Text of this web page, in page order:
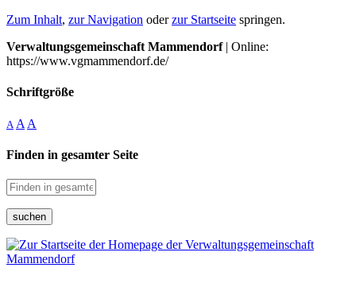
Zum Inhalt, zur Navigation oderzur Startseite springen.
Verwaltungsgemeinschaft Mammendorf| Online:
https://www.vgmammendorf.de/
Schriftgröße
A A A
Finden in gesamter Seite
suchen